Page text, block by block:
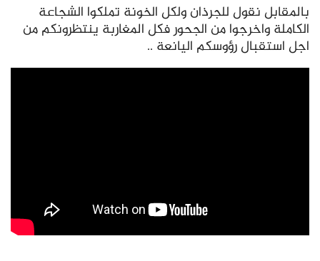
بالمقابل نقول للجرذان ولكل الخونة تملكوا الشجاعة
الكاملة واخرجوا من الجحور فكل المغاربة ينتظرونكم من
اجل استقبال رؤوسكم اليانعة ..